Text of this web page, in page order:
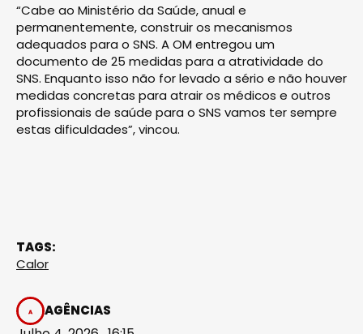
“Cabe ao Ministério da Saúde, anual e
permanentemente, construir os mecanismos
adequados para o SNS. A OM entregou um
documento de 25 medidas para a atratividade do
SNS. Enquanto isso não for levado a sério e não houver
medidas concretas para atrair os médicos e outros
profissionais de saúde para o SNS vamos ter sempre
estas dificuldades”, vincou.
TAGS:
Calor
AGÊNCIAS